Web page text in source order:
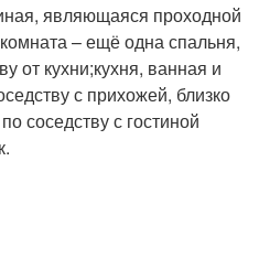
являющаяся проходной
– ещё одна спальня,
от кухни;кухня, ванная и
с прихожей, близко
соседству с гостиной